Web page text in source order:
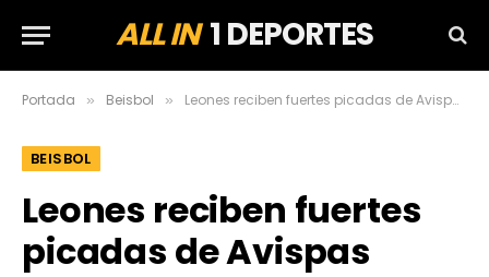
ALL IN1 DEPORTES
Portada » Beisbol » Leones reciben fuertes picadas de Avispas
BEISBOL
Leones reciben fuertes
picadas de Avispas